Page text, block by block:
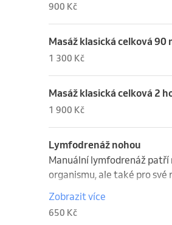
síly člověka.
900 Kč
Masáž klasická celková 90
1 300 Kč
Masáž klasická celková 2
1 900 Kč
Lymfodrenáž nohou
Manuální lymfodrenáž
organismu, ale také pro
Manuální lymfodrenáž je
sedativní a spasmolytický
Zobrazit více
650 Kč